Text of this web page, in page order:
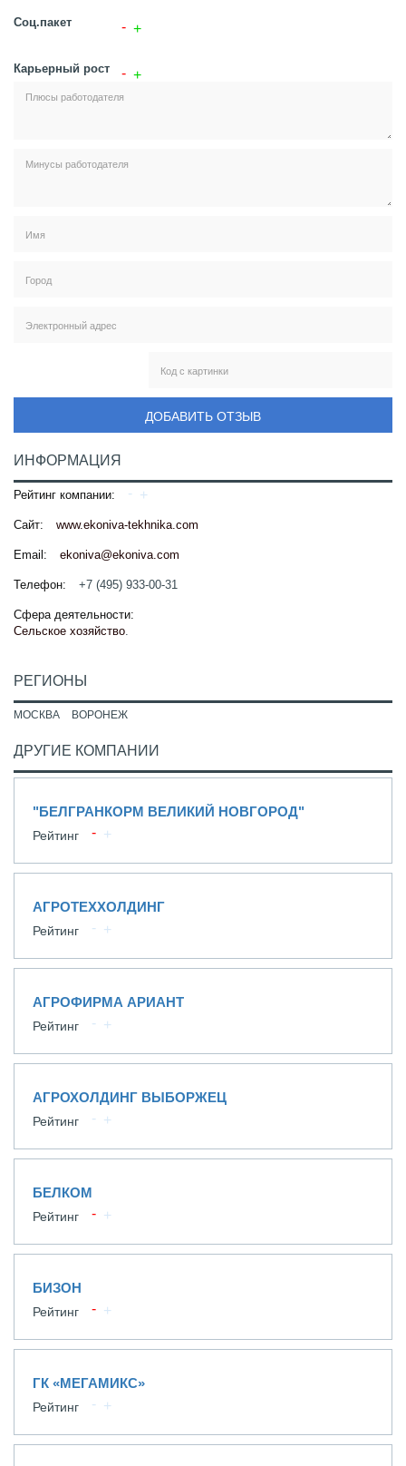
Соц.пакет
Карьерный рост
ДОБАВИТЬ ОТЗЫВ
ИНФОРМАЦИЯ
Рейтинг компании:
Сайт: www.ekoniva-tekhnika.com
Email: ekoniva@ekoniva.com
Телефон: +7 (495) 933-00-31
Сфера деятельности:
Сельское хозяйство.
РЕГИОНЫ
МОСКВА ВОРОНЕЖ
ДРУГИЕ КОМПАНИИ
"БЕЛГРАНКОРМ ВЕЛИКИЙ НОВГОРОД"
Рейтинг
АГРОТЕХХОЛДИНГ
Рейтинг
АГРОФИРМА АРИАНТ
Рейтинг
АГРОХОЛДИНГ ВЫБОРЖЕЦ
Рейтинг
БЕЛКОМ
Рейтинг
БИЗОН
Рейтинг
ГК «МЕГАМИКС»
Рейтинг